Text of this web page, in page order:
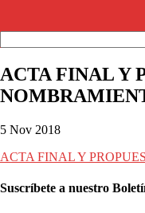
ACTA FINAL Y
5 Nov 2018
ACTA FINAL Y
Suscríbete a nuestro